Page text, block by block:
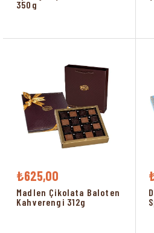
350g
₺625,00
Madlen Çikolata Baloten
Kahverengi 312g